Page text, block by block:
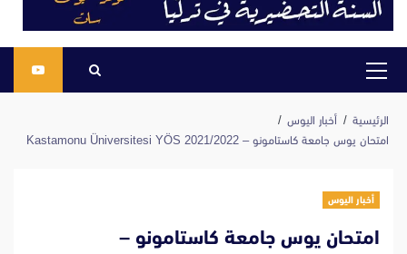
القائمة
الرئيسية
أخبار اليوس
امتحان يوس جامعة كاستامونو – Kastamonu Üniversitesi YÖS 2021/2022
أخبار اليوس
امتحان يوس جامعة كاستامونو –